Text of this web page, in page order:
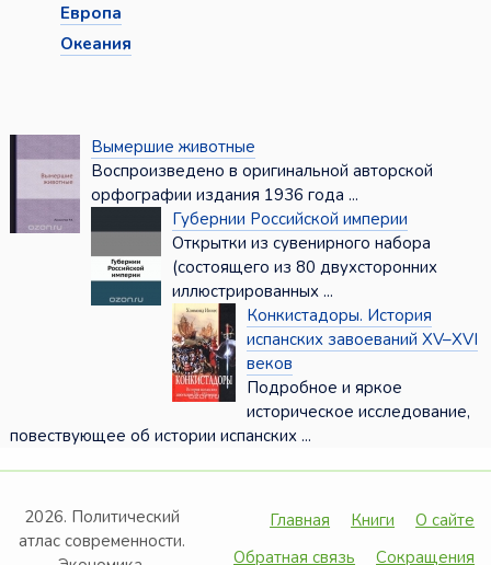
Европа
Океания
Вымершие животные
Воспроизведено в оригинальной авторской
орфографии издания 1936 года ...
Губернии Российской империи
Открытки из сувенирного набора
(состоящего из 80 двухсторонних
иллюстрированных ...
Конкистадоры. История
испанских завоеваний XV–XVI
веков
Подробное и яркое
историческое исследование,
повествующее об истории испанских ...
2026. Политический
атлас современности.
Главная Книги
О сайте
Обратная связь
Сокращения